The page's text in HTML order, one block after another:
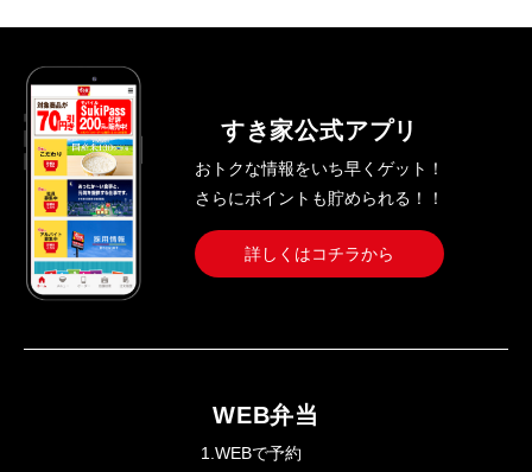
すき家公式アプリ
おトクな情報をいち早くゲット！
さらにポイントも貯められる！！
詳しくはコチラから
WEB弁当
1.WEBで予約